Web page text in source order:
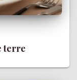
terre